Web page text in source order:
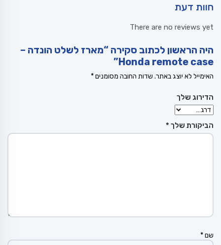
חוות דעת
There are no reviews yet
היה הראשון לכתוב סקירה “מארז לשלט הונדה –
Honda remote case”
האימייל לא יוצג באתר. שדות החובה מסומנים*
הדירוג שלך
הביקורת שלך *
שם*